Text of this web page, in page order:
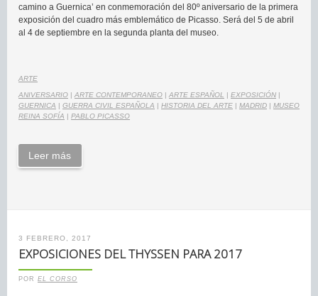
camino a Guernica’ en conmemoración del 80º aniversario de la primera
exposición del cuadro más emblemático de Picasso. Será del 5 de abril
al 4 de septiembre en la segunda planta del museo.
ARTE
ANIVERSARIO | ARTE CONTEMPORANEO | ARTE ESPAÑOL | EXPOSICIÓN |
GUERNICA | GUERRA CIVIL ESPAÑOLA | HISTORIA DEL ARTE | MADRID | MUSEO
REINA SOFÍA | PABLO PICASSO
Leer más
3 FEBRERO, 2017
EXPOSICIONES DEL THYSSEN PARA 2017
POR EL CORSO